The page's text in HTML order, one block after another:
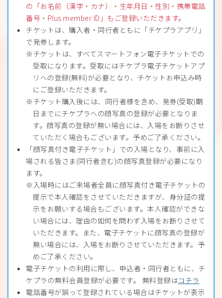
の「お名前（漢字・カナ）・生年月日・性別・携帯電話
番号・Plus member ID」もご登録いただきます。
チケットは、購入者・同行者ともに「チケプラアプリ」
で発券します。
チケットは、すべてスマートフォン電子チケットでの
受取になります。受取にはチケプラ電子チケットアプ
リへの登録(無料)が必要となり、チケットお申込み時
にご登録いただきます。
チケット購入後には、同行者様を含め、発券(受取)期
日までにチケプラへの顔写真の登録が必要となりま
す。顔写真の登録が無い場合には、入場をお断りさせ
ていただく場合もございます。予めご了承ください。
「顔写真付き電子チケット」での入場となり、事前に入
場される皆さま(同行者含む)の顔写真登録が必要になり
ます。
入場時にはご来場者全員に顔写真付き電子チケットの
提示で本人確認をさせていただきますが、身分証の提
示をお願いする場合もございます。本人確認ができな
い場合には、理由の如何を問わず入場をお断りさせて
いただきます。また、電子チケットに顔写真の登録が
無い場合には、入場をお断りさせていただきます。予
めご了承ください。
電子チケットの利用に際し、申込者・同行者ともに、チ
ケプラの無料会員登録が必要です。 無料登録はコチラ
電話番号が誤って登録されている場合はチケットが表示